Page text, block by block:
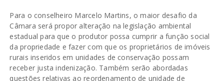
Para o conselheiro Marcelo Martins, o maior desafio da
Câmara será propor alteração na legislação ambiental
estadual para que o produtor possa cumprir a função social
da propriedade e fazer com que os proprietários de imóveis
rurais inseridos em unidades de conservação possam
receber justa indenização. Também serão abordadas
questões relativas ao reordenamento de unidade de